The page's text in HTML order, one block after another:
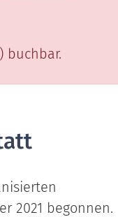
buchbar.
2021 begonnen.